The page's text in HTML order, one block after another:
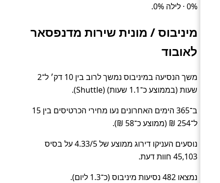
0% · לילה 0%.
מיניבוס / מונית שירות מדנפסאר
לאובוד
משך הנסיעה במיניבוס נמשך לרוב בין 10 דק׳ ל־2
שעות (בממוצע כ־1.1 שעות) (Shuttle).
ב־365 הימים האחרונים נעו מחירי הכרטיסים בין 15
ל־254 ₪ (ממוצע כ־58 ₪).
נוסעים העניקו דירוג ממוצע של 4.33/5 על בסיס
45,103 חוות דעת.
נמצאו 482 נסיעות מיניבוס (כ־1.3 ליום).